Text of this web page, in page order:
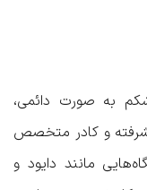
به صورت دائمی،
و کادر متخصص
مانند دایود و